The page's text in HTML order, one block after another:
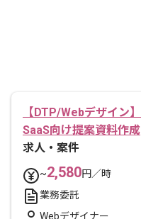
【DTP/Webデザイン】
SaaS向け提案資料作成
求人・案件
~2,580円／時
業務委託
Webデザイナー